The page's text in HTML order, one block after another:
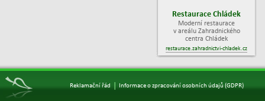
Restaurace Chládek
Moderní restaurace
v areálu Zahradnického
centra Chládek
restaurace.zahradnictvi-chladek.cz
Reklamační řád Informace o zpracování osobních údajů (GDPR)